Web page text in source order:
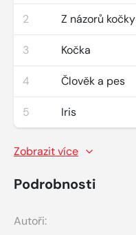
2 Z názorů kočky
3 Kočka
4 Člověk a pes
5 Iris
Zobrazit více
Podrobnosti
Autoři: